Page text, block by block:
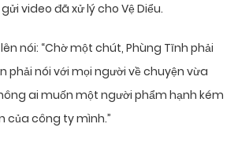
video đã xử lý cho Vệ Diểu.
nói: “Chờ một chút, Phùng Tĩnh phải
phải nói với mọi người về chuyện vừa
ai muốn một người phẩm hạnh kém
của công ty mình.”